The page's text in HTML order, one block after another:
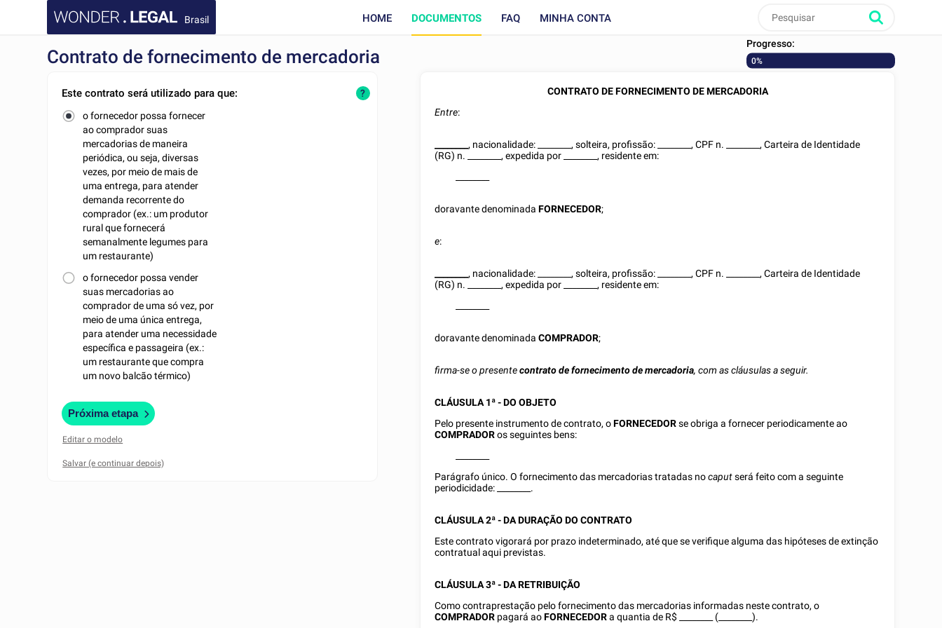
Brasil HOME DOCUMENTOS FAQ MINHA CONTA
Contrato de fornecimento de mercadoria
Progresso:
0%
Este contrato será utilizado para que:
o fornecedor possa fornecer
ao comprador suas
mercadorias de maneira
periódica, ou seja, diversas
vezes, por meio de mais de
uma entrega, para atender
demanda recorrente do
comprador (ex.: um produtor
rural que fornecerá
semanalmente legumes para
um restaurante)
o fornecedor possa vender
suas mercadorias ao
comprador de uma só vez, por
meio de uma única entrega,
para atender uma necessidade
específica e passageira (ex.:
um restaurante que compra
um novo balcão térmico)
?
Próxima etapa
Editar o modelo
CONTRATO DE FORNECIMENTO DE MERCADORIA
Entre:
, nacionalidade: , solteira, profissão: , CPF n. ,Carteira de Identidade
(RG) n. , expedida por
, residente em:
doravante denominadaFORNECEDOR;
e:
, nacionalidade: , solteira, profissão: , CPF n. ,Carteira de Identidade
(RG) n. , expedida por
, residente em:
doravante denominadaCOMPRADOR;
firma-se o presentecontrato de fornecimento de mercadoria, com as cláusulas a seguir.
CLÁUSULA 1ª - DO OBJETO
Pelo presente instrumento de contrato, oFORNECEDORse obriga a fornecer periodicamente ao
COMPRADORos seguintes bens:
Parágrafo único. O fornecimento das mercadorias tratadas nocaputserá feito com a seguinte
periodicidade:
.
CLÁUSULA 2ª - DA DURAÇÃO DO CONTRATO
Este contrato vigorará por prazo indeterminado, até que se verifique alguma das hipóteses de extinção
contratual aqui previstas.
CLÁUSULA 3ª - DA RETRIBUIÇÃO
Como contraprestação pelo fornecimento das mercadorias informadas neste contrato, o
COMPRADOR pagará aoFORNECEDORa quantia de R$ (________).